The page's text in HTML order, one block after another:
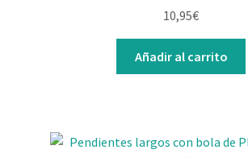
10,95€
Añadir al carrito